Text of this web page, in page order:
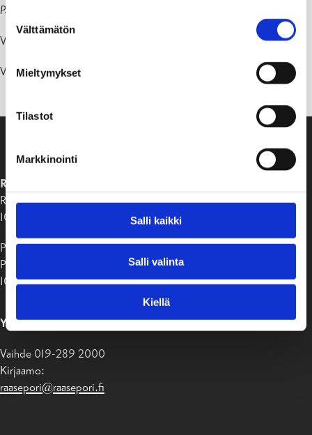
Suostumuksen
valinta
Välttämätön
Mieltymykset
Tilastot
Markkinointi
Salli kaikki
Salli valinta
Kiellä
Päivitys kello 14.08
Vuoto on korjattu!
Vesivuoto Karjaan keskustassa! Vuoto korjataan työpäivän aikana.
RAASEPORIN KAUPUNKI
Raaseporintie 37
10650 Tammisaari
Postiosoite:
PB 58
10611 Raasepori
YHTEYSTIEDOT
Vaihde 019-289 2000
Kirjaamo:
raasepori@raasepori.fi